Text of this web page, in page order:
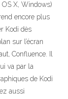
X, Windows)
encore plus
Kodi dès
sur l’écran
Confluence. Il
va par la
de Kodi
aussi